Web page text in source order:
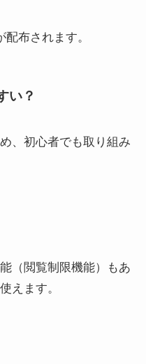
布されます。
い？
、初心者でも取り組み
（閲覧制限機能）もあ
えます。